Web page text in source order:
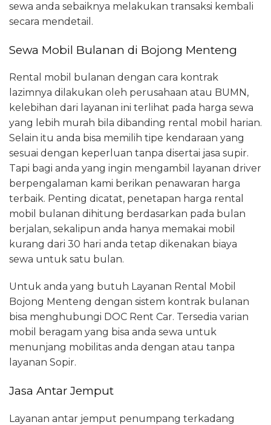
sewa anda sebaiknya melakukan transaksi kembali
secara mendetail.
Sewa Mobil Bulanan di Bojong Menteng
Rental mobil bulanan dengan cara kontrak
lazimnya dilakukan oleh perusahaan atau BUMN,
kelebihan dari layanan ini terlihat pada harga sewa
yang lebih murah bila dibanding rental mobil harian.
Selain itu anda bisa memilih tipe kendaraan yang
sesuai dengan keperluan tanpa disertai jasa supir.
Tapi bagi anda yang ingin mengambil layanan driver
berpengalaman kami berikan penawaran harga
terbaik. Penting dicatat, penetapan harga rental
mobil bulanan dihitung berdasarkan pada bulan
berjalan, sekalipun anda hanya memakai mobil
kurang dari 30 hari anda tetap dikenakan biaya
sewa untuk satu bulan.
Untuk anda yang butuh Layanan Rental Mobil
Bojong Menteng dengan sistem kontrak bulanan
bisa menghubungi DOC Rent Car. Tersedia varian
mobil beragam yang bisa anda sewa untuk
menunjang mobilitas anda dengan atau tanpa
layanan Sopir.
Jasa Antar Jemput
Layanan antar jemput penumpang terkadang